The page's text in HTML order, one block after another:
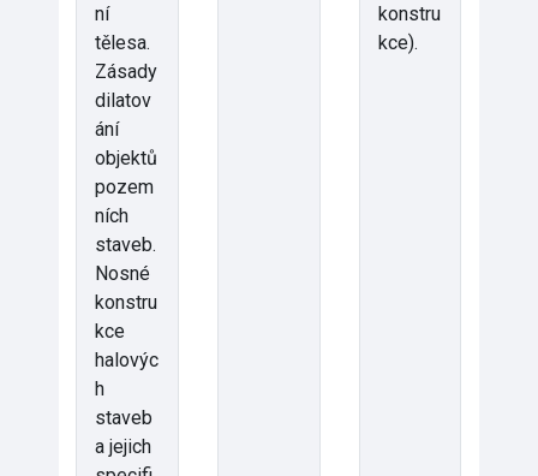
ní
tělesa.
Zásady
dilatov
ání
objektů
pozem
ních
staveb.
Nosné
konstru
kce
halovýc
h
staveb
a jejich
konstru
kce).